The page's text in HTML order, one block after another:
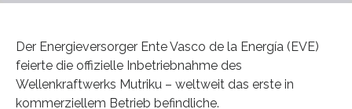
Der Energieversorger Ente Vasco de la Energía (EVE)
feierte die offizielle Inbetriebnahme des
Wellenkraftwerks Mutriku – weltweit das erste in
kommerziellem Betrieb befindliche.